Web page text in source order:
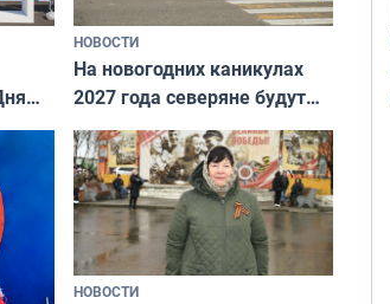
НОВОСТИ
На новогодних каникулах
2027 года северяне будут
отдыхать 11 дней
НОВОСТИ